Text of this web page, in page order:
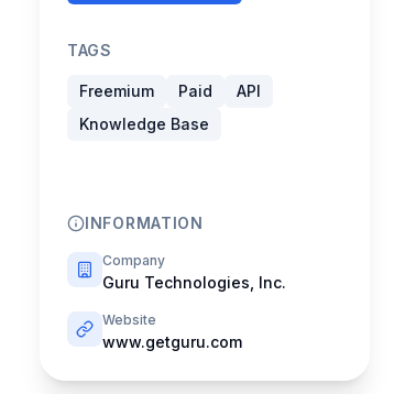
TAGS
Freemium Paid
API
Knowledge Base
INFORMATION
Company
Guru Technologies, Inc.
Website
www.getguru.com